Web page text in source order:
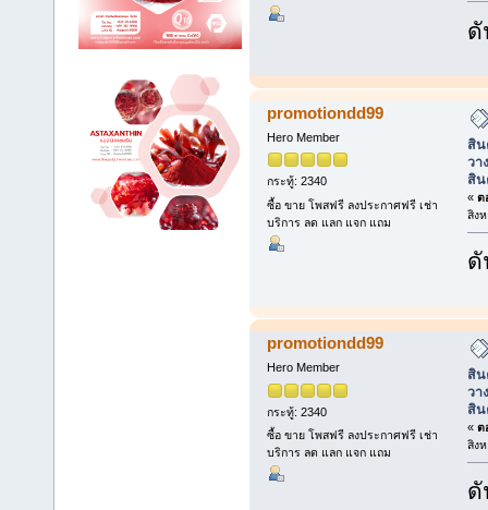
ดั
promotiondd99
Hero Member
กระทู้: 2340
ซื้อ ขาย โพสฟรี ลงประกาศฟรี เช่า
บริการ ลด แลก แจก แถม
สิน
วา
สิน
« ต
สิง
ดั
promotiondd99
Hero Member
กระทู้: 2340
ซื้อ ขาย โพสฟรี ลงประกาศฟรี เช่า
บริการ ลด แลก แจก แถม
สิน
วา
สิน
« ต
สิง
ดั